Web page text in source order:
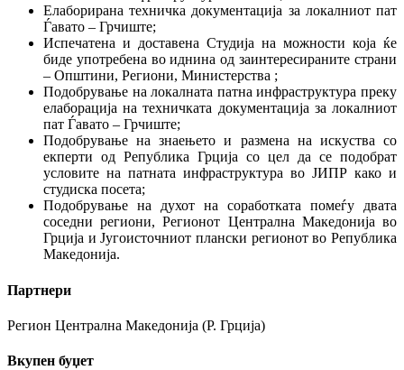
Елаборирана техничка документација за локалниот пат
Ѓавато – Грчиште;
Испечатена и доставена Студија на можности која ќе
биде употребена во иднина од заинтересираните страни
– Општини, Региони, Министерства ;
Подобрување на локалната патна инфраструктура преку
елаборација на техничката документација за локалниот
пат Ѓавато – Грчиште;
Подобрување на знаењето и размена на искуства со
екперти од Република Грција со цел да се подобрат
условите на патната инфраструктура во ЈИПР како и
студиска посета;
Подобрување на духот на соработката помеѓу двата
соседни региони, Регионот Централна Mакедонија во
Грција и Југоисточниот плански регионот во Република
Македонија.
Партнери
Регион Централна Македонија (Р. Грција)
Вкупен буџет